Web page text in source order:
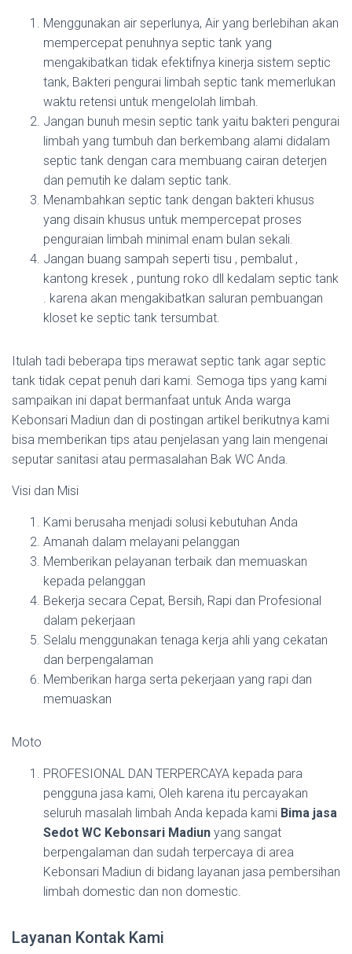
Menggunakan air seperlunya, Air yang berlebihan akan
mempercepat penuhnya septic tank yang
mengakibatkan tidak efektifnya kinerja sistem septic
tank, Bakteri pengurai limbah septic tank memerlukan
waktu retensi untuk mengelolah limbah.
Jangan bunuh mesin septic tank yaitu bakteri pengurai
limbah yang tumbuh dan berkembang alami didalam
septic tank dengan cara membuang cairan deterjen
dan pemutih ke dalam septic tank.
Menambahkan septic tank dengan bakteri khusus
yang disain khusus untuk mempercepat proses
penguraian limbah minimal enam bulan sekali.
Jangan buang sampah seperti tisu , pembalut ,
kantong kresek , puntung roko dll kedalam septic tank
. karena akan mengakibatkan saluran pembuangan
kloset ke septic tank tersumbat.
Itulah tadi beberapa tips merawat septic tank agar septic
tank tidak cepat penuh dari kami. Semoga tips yang kami
sampaikan ini dapat bermanfaat untuk Anda warga
Kebonsari Madiun dan di postingan artikel berikutnya kami
bisa memberikan tips atau penjelasan yang lain mengenai
seputar sanitasi atau permasalahan Bak WC Anda.
Visi dan Misi
Kami berusaha menjadi solusi kebutuhan Anda
Amanah dalam melayani pelanggan
Memberikan pelayanan terbaik dan memuaskan
kepada pelanggan
Bekerja secara Cepat, Bersih, Rapi dan Profesional
dalam pekerjaan
Selalu menggunakan tenaga kerja ahli yang cekatan
dan berpengalaman
Memberikan harga serta pekerjaan yang rapi dan
memuaskan
Moto
PROFESIONAL DAN TERPERCAYA kepada para
pengguna jasa kami, Oleh karena itu percayakan
seluruh masalah limbah Anda kepada kami Bima jasa
Sedot WC Kebonsari Madiun yang sangat
berpengalaman dan sudah terpercaya di area
Kebonsari Madiun di bidang layanan jasa pembersihan
limbah domestic dan non domestic.
Layanan Kontak Kami